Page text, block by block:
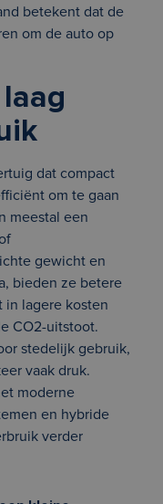
betekent dat de
om de auto op
dat compact
om te gaan
meestal een
gewicht en
bieden ze betere
in lagere kosten
CO2-uitstoot.
stedelijk gebruik,
vaak druk.
moderne
en hybride
verder